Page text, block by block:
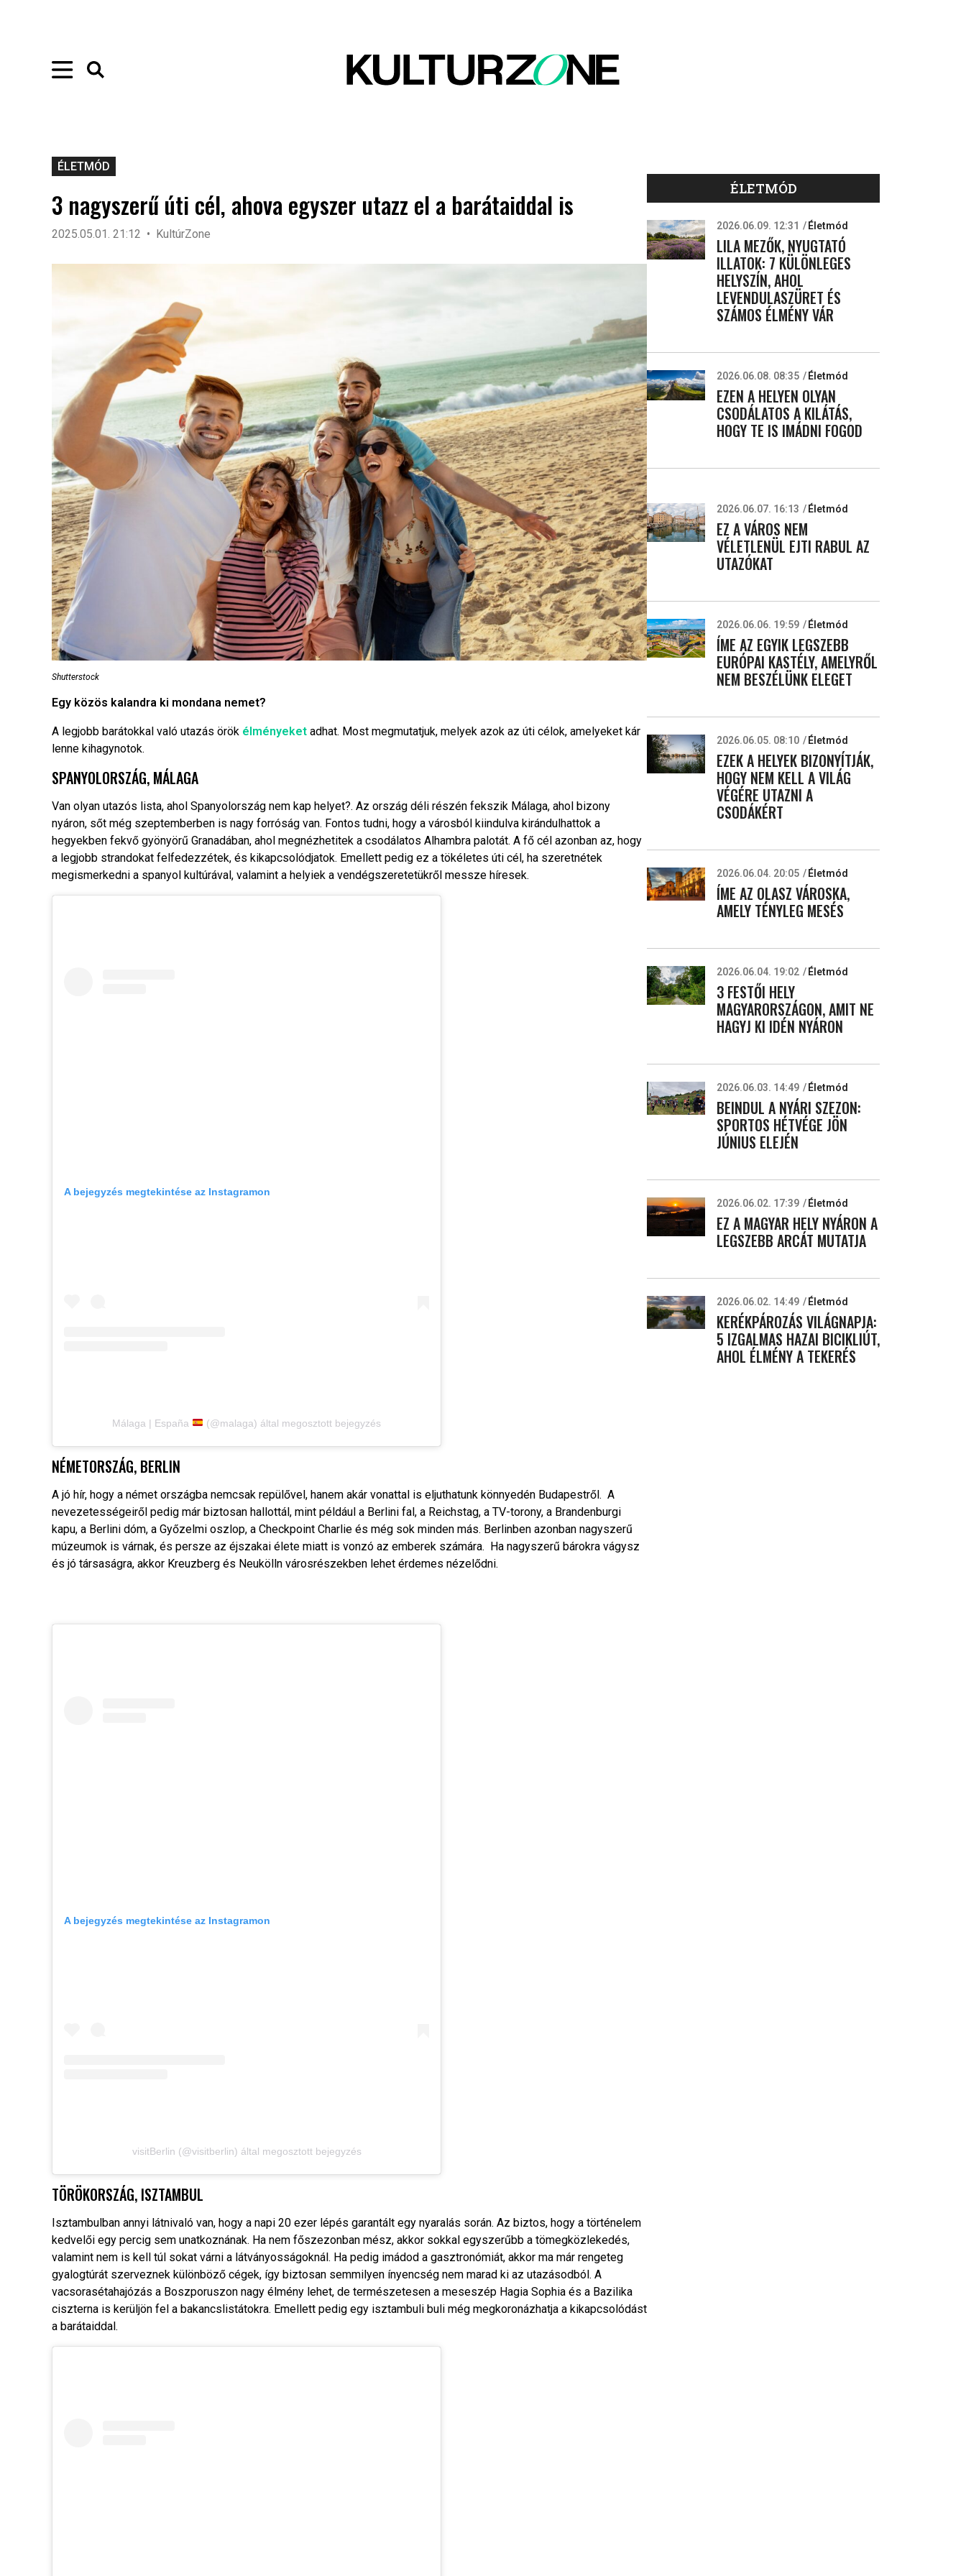
ÉLETMÓD
3 nagyszerű úti cél, ahova egyszer utazz el a barátaiddal is
2025.05.01. 21:12 KultúrZone
Shutterstock
Egy közös kalandra ki mondana nemet?
A legjobb barátokkal való utazás örök élményeket adhat. Most megmutatjuk, melyek azok az úti célok, amelyeket kár
lenne kihagynotok.
SPANYOLORSZÁG, MÁLAGA
Van olyan utazós lista, ahol Spanyolország nem kap helyet?. Az ország déli részén fekszik Málaga, ahol bizony
nyáron, sőt még szeptemberben is nagy forróság van. Fontos tudni, hogy a városból kiindulva kirándulhattok a
hegyekben fekvő gyönyörű Granadában, ahol megnézhetitek a csodálatos Alhambra palotát. A fő cél azonban az, hogy
a legjobb strandokat felfedezzétek, és kikapcsolódjatok. Emellett pedig ez a tökéletes úti cél, ha szeretnétek
megismerkedni a spanyol kultúrával, valamint a helyiek a vendégszeretetükről messze híresek.
A bejegyzés megtekintése az Instagramon
Málaga | España (@malaga) által megosztott bejegyzés
NÉMETORSZÁG, BERLIN
A jó hír, hogy a német országba nemcsak repülővel, hanem akár vonattal is eljuthatunk könnyedén Budapestről. A
nevezetességeiről pedig már biztosan hallottál, mint például a Berlini fal, a Reichstag, a TV-torony, a Brandenburgi
kapu, a Berlini dóm, a Győzelmi oszlop, a Checkpoint Charlie és még sok minden más. Berlinben azonban nagyszerű
múzeumok is várnak, és persze az éjszakai élete miatt is vonzó az emberek számára. Ha nagyszerű bárokra vágysz
és jó társaságra, akkor Kreuzberg és Neukölln városrészekben lehet érdemes nézelődni.
A bejegyzés megtekintése az Instagramon
visitBerlin (@visitberlin) által megosztott bejegyzés
TÖRÖKORSZÁG, ISZTAMBUL
Isztambulban annyi látnivaló van, hogy a napi 20 ezer lépés garantált egy nyaralás során. Az biztos, hogy a történelem
kedvelői egy percig sem unatkoznának. Ha nem főszezonban mész, akkor sokkal egyszerűbb a tömegközlekedés,
valamint nem is kell túl sokat várni a látványosságoknál. Ha pedig imádod a gasztronómiát, akkor ma már rengeteg
gyalogtúrát szerveznek különböző cégek, így biztosan semmilyen ínyencség nem marad ki az utazásodból. A
vacsorasétahajózás a Boszporuszon nagy élmény lehet, de természetesen a meseszép Hagia Sophia és a Bazilika
ciszterna is kerüljön fel a bakancslistátokra. Emellett pedig egy isztambuli buli még megkoronázhatja a kikapcsolódást
a barátaiddal.
ÉLETMÓD
2026.06.09. 12:31 Életmód
LILA MEZŐK, NYUGTATÓ
ILLATOK: 7 KÜLÖNLEGES
HELYSZÍN, AHOL
LEVENDULASZÜRET ÉS
SZÁMOS ÉLMÉNY VÁR
2026.06.08. 08:35 Életmód
EZEN A HELYEN OLYAN
CSODÁLATOS A KILÁTÁS,
HOGY TE IS IMÁDNI FOGOD
2026.06.07. 16:13 Életmód
EZ A VÁROS NEM
VÉLETLENÜL EJTI RABUL AZ
UTAZÓKAT
2026.06.06. 19:59 Életmód
ÍME AZ EGYIK LEGSZEBB
EURÓPAI KASTÉLY, AMELYRŐL
NEM BESZÉLÜNK ELEGET
2026.06.05. 08:10 Életmód
EZEK A HELYEK BIZONYÍTJÁK,
HOGY NEM KELL A VILÁG
VÉGÉRE UTAZNI A
CSODÁKÉRT
2026.06.04. 20:05 Életmód
ÍME AZ OLASZ VÁROSKA,
AMELY TÉNYLEG MESÉS
2026.06.04. 19:02 Életmód
3 FESTŐI HELY
MAGYARORSZÁGON, AMIT NE
HAGYJ KI IDÉN NYÁRON
2026.06.03. 14:49 Életmód
BEINDUL A NYÁRI SZEZON:
SPORTOS HÉTVÉGE JÖN
JÚNIUS ELEJÉN
2026.06.02. 17:39 Életmód
EZ A MAGYAR HELY NYÁRON A
LEGSZEBB ARCÁT MUTATJA
2026.06.02. 14:49 Életmód
KERÉKPÁROZÁS VILÁGNAPJA:
5 IZGALMAS HAZAI BICIKLIÚT,
AHOL ÉLMÉNY A TEKERÉS